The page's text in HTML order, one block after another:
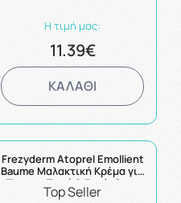
Η τιμή μας:
11.39€
ΚΑΛΑΘΙ
Frezyderm Atoprel Emollient
Baume Μαλακτική Κρέμα για
Έντονα Ξηρή & Ευαίσθητη
Επιδερμίδα 300ml
Top Seller